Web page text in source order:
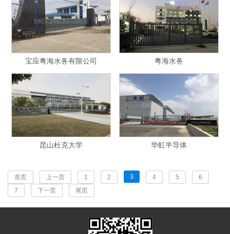
宝应粤海水务有限公司 粤海水务
昆山杜克大学 华虹半导体
首页 上一页 1 2 3 4 5
6
7
下一页 尾页